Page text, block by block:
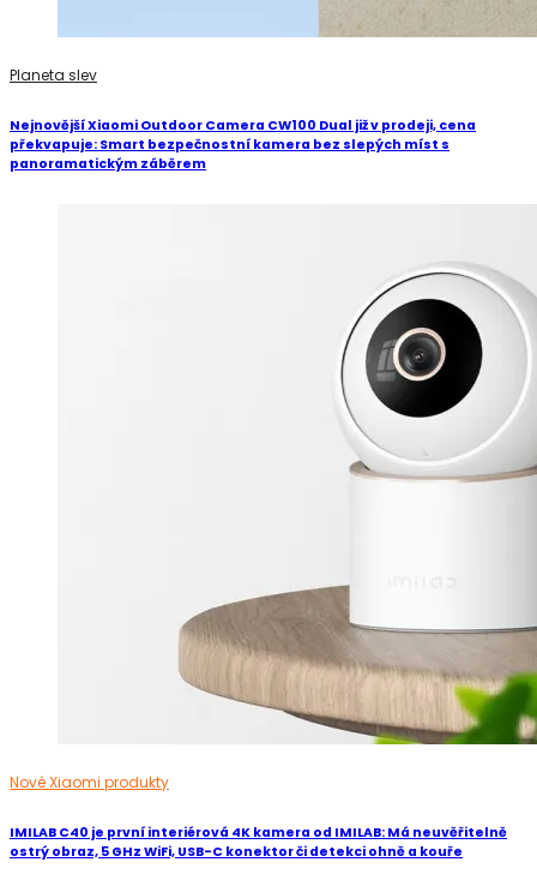
Planeta slev
Nejnovější Xiaomi Outdoor Camera CW100 Dual již v prodeji, cena
překvapuje: Smart bezpečnostní kamera bez slepých míst s
panoramatickým záběrem
Nové Xiaomi produkty
IMILAB C40 je první interiérová 4K kamera od IMILAB: Má neuvěřitelně
ostrý obraz, 5 GHz WiFi, USB-C konektor či detekci ohně a kouře